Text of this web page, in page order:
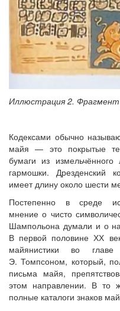
Иллюстрация 2. Фрагмент
Кодексами обычно
майя — это покрытые
бумаги из
гармошки. Дрезденский
имеет длину около шести
Постепенно в среде
мнение о чисто
Шампольона думали и о
В первой половине ХХ
майянистики во
Э. Томпсоном, который,
письма майя,
этом направлении. В то
полные каталоги знаков